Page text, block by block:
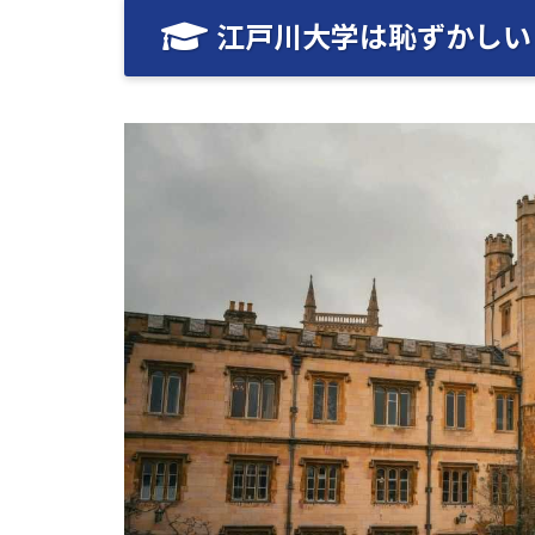
江戸川大学は恥ずかし